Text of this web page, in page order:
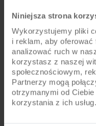
Niniejsza strona
Wykorzystujemy pliki
i reklam, aby oferować
analizować ruch w
korzystasz z naszej
społecznościowym,
Partnerzy mogą
otrzymanymi od
korzystania z ich usług.
FAQ
Jak sprawdzić, czy
odpowiedni dla
Warto zweryfikować
technicznej lub instrukcji
Czy większa waga